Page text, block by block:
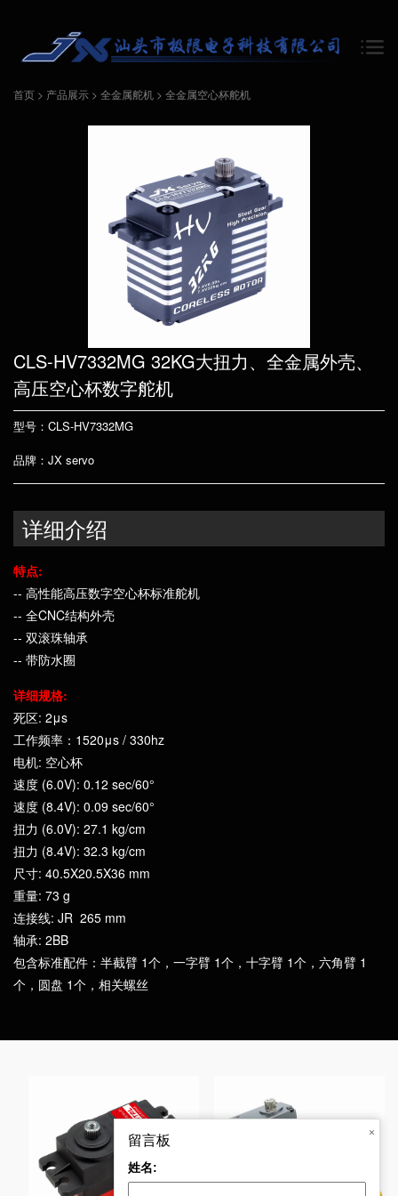
首页 > 产品展示 > 全金属舵机 > 全金属空心杯舵机
CLS-HV7332MG 32KG大扭力、全金属外壳、
高压空心杯数字舵机
型号：CLS-HV7332MG
品牌：JX servo
详细介绍
特点:
-- 高性能高压数字空心杯标准舵机
-- 全CNC结构外壳
-- 双滚珠轴承
-- 带防水圈
详细规格:
死区: 2μs
工作频率：1520μs / 330hz
电机: 空心杯
速度 (6.0V): 0.12 sec/60°
速度 (8.4V): 0.09 sec/60°
扭力 (6.0V): 27.1 kg/cm
扭力 (8.4V): 32.3 kg/cm
尺寸: 40.5X20.5X36 mm
重量: 73 g
连接线: JR 265 mm
轴承: 2BB
包含标准配件：半截臂 1个，一字臂 1个，十字臂 1个，六角臂 1
个，圆盘 1个，相关螺丝
RD-B7640MI-360 40
留言板
姓名:
×